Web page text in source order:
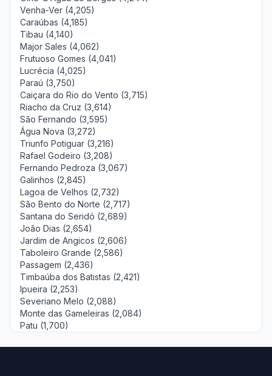
Venha-Ver (4,205)
Caraúbas (4,185)
Tibau (4,140)
Major Sales (4,062)
Frutuoso Gomes (4,041)
Lucrécia (4,025)
Paraú (3,750)
Caiçara do Rio do Vento (3,715)
Riacho da Cruz (3,614)
São Fernando (3,595)
Água Nova (3,272)
Triunfo Potiguar (3,216)
Rafael Godeiro (3,208)
Fernando Pedroza (3,067)
Galinhos (2,845)
Lagoa de Velhos (2,732)
São Bento do Norte (2,717)
Santana do Seridó (2,689)
João Dias (2,654)
Jardim de Angicos (2,606)
Taboleiro Grande (2,586)
Passagem (2,436)
Timbaúba dos Batistas (2,421)
Ipueira (2,253)
Severiano Melo (2,088)
Monte das Gameleiras (2,084)
Patu (1,700)